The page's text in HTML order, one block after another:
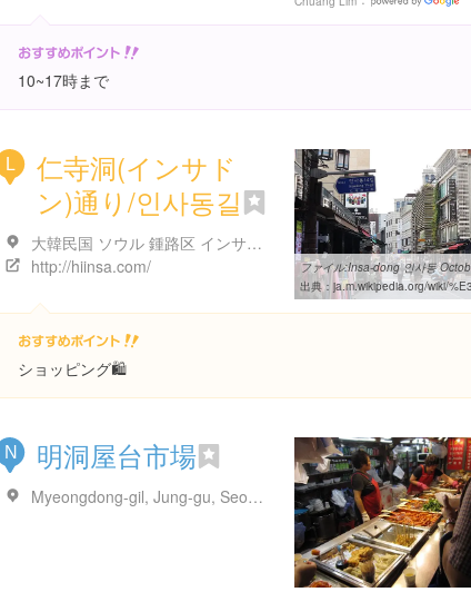
Places
10~17時まで
L
仁寺洞(インサド
ン)通り/인사동길
大韓民国 ソウル 鍾路区 インサドン
http://hiinsa.com/
出典： ja.m.wikipedia.org/wiki/%E3%83%95%E3%82%A1%E3%82%A4%E3%83%AB:Insa-
ショッピング🛍
N 明洞屋台市場
Myeongdong-gil, Jung-gu, Seoul, 大韓民国